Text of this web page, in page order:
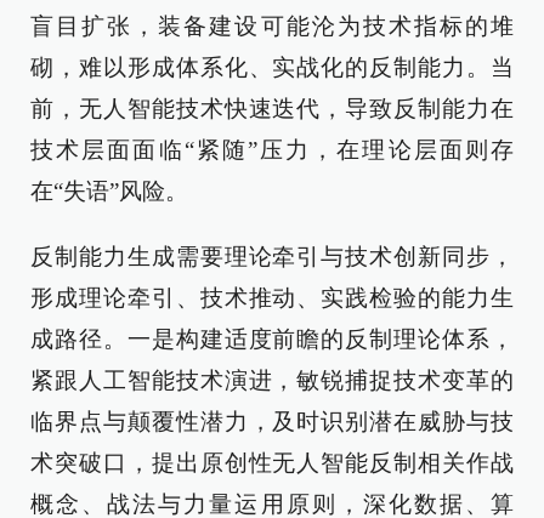
盲目扩张，装备建设可能沦为技术指标的堆
砌，难以形成体系化、实战化的反制能力。当
前，无人智能技术快速迭代，导致反制能力在
技术层面面临“紧随”压力，在理论层面则存
在“失语”风险。
反制能力生成需要理论牵引与技术创新同步，
形成理论牵引、技术推动、实践检验的能力生
成路径。一是构建适度前瞻的反制理论体系，
紧跟人工智能技术演进，敏锐捕捉技术变革的
临界点与颠覆性潜力，及时识别潜在威胁与技
术突破口，提出原创性无人智能反制相关作战
概念、战法与力量运用原则，深化数据、算